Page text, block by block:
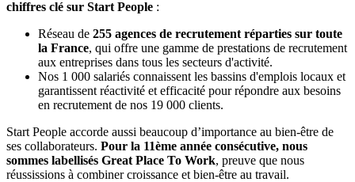
chiffres clé sur Start People :
Réseau de 255 agences de recrutement réparties sur toute
la France, qui offre une gamme de prestations de recrutement
aux entreprises dans tous les secteurs d'activité.
Nos 1 000 salariés connaissent les bassins d'emplois locaux et
garantissent réactivité et efficacité pour répondre aux besoins
en recrutement de nos 19 000 clients.
Start People accorde aussi beaucoup d’importance au bien-être de
ses collaborateurs. Pour la 11ème année consécutive, nous
sommes labellisés Great Place To Work, preuve que nous
réussissions à combiner croissance et bien-être au travail.